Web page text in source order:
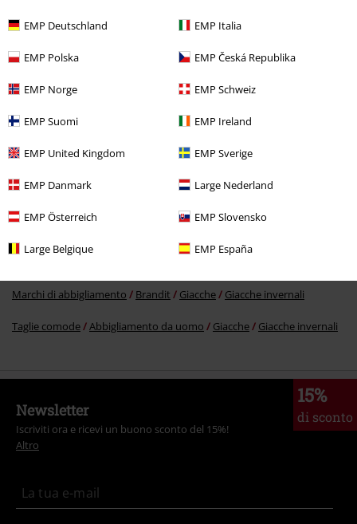
EMP Deutschland EMP Italia
EMP Polska EMP Česká Republika
EMP Norge EMP Schweiz
EMP Suomi EMP Ireland
EMP United Kingdom EMP Sverige
EMP Danmark Large Nederland
EMP Österreich EMP Slovensko
Large Belgique EMP España
Marchi di abbigliamento Brandit Giacche Giacche invernali
Taglie comode Abbigliamento da uomo Giacche Giacche invernali
15%
di sconto
Newsletter
Iscriviti ora e ricevi un buono sconto del 15%!
Altro